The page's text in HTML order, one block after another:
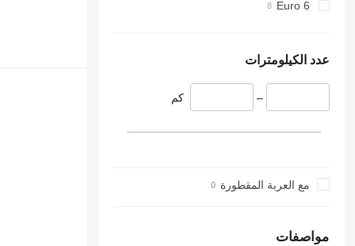
Euro 6
عدد الكيلومترات
– كم
مع العربة المقطورة
مواصفات